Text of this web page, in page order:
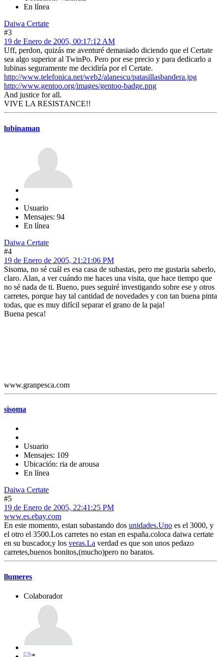
En línea
Daiwa Certate
#3
19 de Enero de 2005, 00:17:12 AM
Uff, perdon, quizás me aventuré demasiado diciendo que el Certate
sea algo superior al TwinPo. Pero por ese precio y para dedicarlo a
lubinas seguramente me decidiría por el Certate.
http://www.telefonica.net/web2/alanescu/patasillasbandera.jpg
http://www.gentoo.org/images/gentoo-badge.png
And justice for all.
VIVE LA RESISTANCE!!
lubinaman
Usuario
Mensajes: 94
En línea
Daiwa Certate
#4
19 de Enero de 2005, 21:21:06 PM
Sisoma, no sé cuál es esa casa de subastas, pero me gustaria saberlo,
claro. Alan, a ver cuándo me haces una visita, que hace tiempo que
no sé nada de ti. Bueno, pues seguiré investigando sobre ese y otros
carretes, porque hay tal cantidad de novedades y con tan buena pinta
todas, que es muy difícil separar el grano de la paja!
Buena pesca!
www.granpesca.com
sisoma
Usuario
Mensajes: 109
Ubicación: ria de arousa
En línea
Daiwa Certate
#5
19 de Enero de 2005, 22:41:25 PM
www.es.ebay.com
En este momento, estan subastando dos unidades.Uno es el 3000, y
el otro el 3500.Los carretes no estan en españa.coloca daiwa certate
en su buscador,y los veras.La verdad es que son unos pedazo
carretes,buenos bonitos,(mucho)pero no baratos.
llumeres
Colaborador